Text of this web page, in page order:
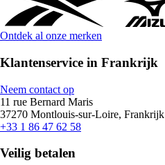
Ontdek al onze merken
Klantenservice in Frankrijk
Neem contact op
11 rue Bernard Maris
37270 Montlouis-sur-Loire, Frankrijk
+33 1 86 47 62 58
Veilig betalen